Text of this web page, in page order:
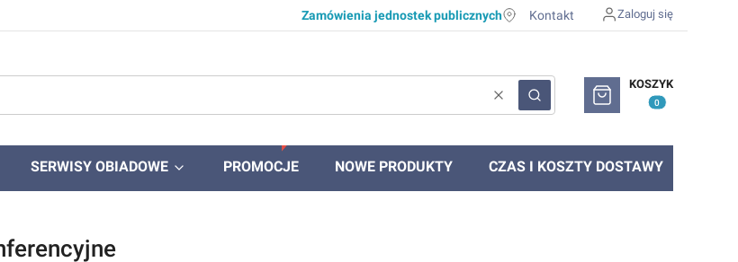
Zamówienia jednostek publicznych Kontakt Zaloguj się
WyczyśćSzukaj
Produkty w koszyku: 0.
KOSZYK
SERWISY OBIADOWE PROMOCJE NOWE PRODUKTY CZAS I KOSZTY DOSTAWY